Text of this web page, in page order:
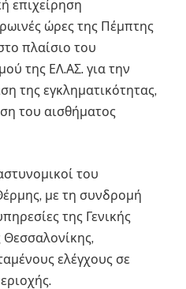
επιχείρηση
ώρες της Πέμπτης
πλαίσιο του
της ΕΛ.ΑΣ. για την
της εγκληματικότητας,
του αισθήματος
του
με τη συνδρομή
της Γενικής
Θεσσαλονίκης,
ελέγχους σε